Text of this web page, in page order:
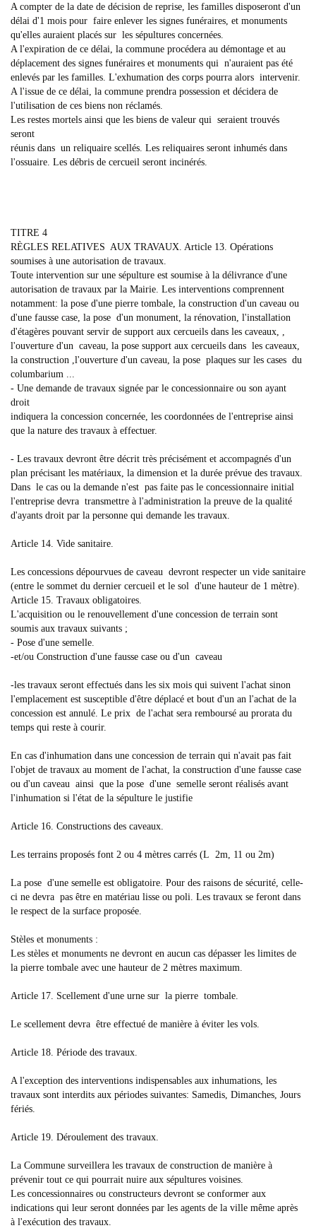
A compter de la date de décision de reprise, les familles disposeront d'un
délai d'1 mois pour faire enlever les signes funéraires, et monuments
qu'elles auraient placés sur les sépultures concernées.
A l'expiration de ce délai, la commune procédera au démontage et au
déplacement des signes funéraires et monuments qui n'auraient pas été
enlevés par les familles. L'exhumation des corps pourra alors intervenir.
A l'issue de ce délai, la commune prendra possession et décidera de
l'utilisation de ces biens non réclamés.
Les restes mortels ainsi que les biens de valeur qui seraient trouvés
seront
réunis dans un reliquaire scellés. Les reliquaires seront inhumés dans
l'ossuaire. Les débris de cercueil seront incinérés.
TITRE 4
RÈGLES RELATIVES AUX TRAVAUX. Article 13. Opérations
soumises à une autorisation de travaux.
Toute intervention sur une sépulture est soumise à la délivrance d'une
autorisation de travaux par la Mairie. Les interventions comprennent
notamment: la pose d'une pierre tombale, la construction d'un caveau ou
d'une fausse case, la pose d'un monument, la rénovation, l'installation
d'étagères pouvant servir de support aux cercueils dans les caveaux, ,
l'ouverture d'un caveau, la pose support aux cercueils dans les caveaux,
la construction ,l'ouverture d'un caveau, la pose plaques sur les cases du
columbarium ...
- Une demande de travaux signée par le concessionnaire ou son ayant
droit
indiquera la concession concernée, les coordonnées de l'entreprise ainsi
que la nature des travaux à effectuer.
- Les travaux devront être décrit très précisément et accompagnés d'un
plan précisant les matériaux, la dimension et la durée prévue des travaux.
Dans le cas ou la demande n'est pas faite pas le concessionnaire initial
l'entreprise devra transmettre à l'administration la preuve de la qualité
d'ayants droit par la personne qui demande les travaux.
Article 14. Vide sanitaire.
Les concessions dépourvues de caveau devront respecter un vide sanitaire
(entre le sommet du dernier cercueil et le sol d'une hauteur de 1 mètre).
Article 15. Travaux obligatoires.
L'acquisition ou le renouvellement d'une concession de terrain sont
soumis aux travaux suivants ;
- Pose d'une semelle.
-et/ou Construction d'une fausse case ou d'un caveau
-les travaux seront effectués dans les six mois qui suivent l'achat sinon
l'emplacement est susceptible d'être déplacé et bout d'un an l'achat de la
concession est annulé. Le prix de l'achat sera remboursé au prorata du
temps qui reste à courir.
En cas d'inhumation dans une concession de terrain qui n'avait pas fait
l'objet de travaux au moment de l'achat, la construction d'une fausse case
ou d'un caveau ainsi que la pose d'une semelle seront réalisés avant
l'inhumation si l'état de la sépulture le justifie
Article 16. Constructions des caveaux.
Les terrains proposés font 2 ou 4 mètres carrés (L 2m, 11 ou 2m)
La pose d'une semelle est obligatoire. Pour des raisons de sécurité, celle-
ci ne devra pas être en matériau lisse ou poli. Les travaux se feront dans
le respect de la surface proposée.
Stèles et monuments :
Les stèles et monuments ne devront en aucun cas dépasser les limites de
la pierre tombale avec une hauteur de 2 mètres maximum.
Article 17. Scellement d'une urne sur la pierre tombale.
Le scellement devra être effectué de manière à éviter les vols.
Article 18. Période des travaux.
A l'exception des interventions indispensables aux inhumations, les
travaux sont interdits aux périodes suivantes: Samedis, Dimanches, Jours
fériés.
Article 19. Déroulement des travaux.
La Commune surveillera les travaux de construction de manière à
prévenir tout ce qui pourrait nuire aux sépultures voisines.
Les concessionnaires ou constructeurs devront se conformer aux
indications qui leur seront données par les agents de la ville même après
à l'exécution des travaux.